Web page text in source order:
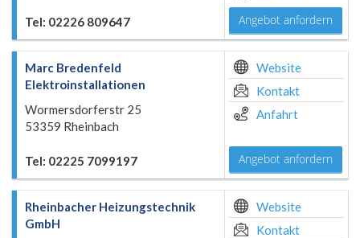
Tel: 02226 809647 Angebot anfordern
Marc Bredenfeld
Elektroinstallationen
Wormersdorferstr 25
53359 Rheinbach
Tel: 02225 7099197
Website
Kontakt
Anfahrt
Angebot anfordern
Rheinbacher Heizungstechnik
GmbH
Website
Kontakt